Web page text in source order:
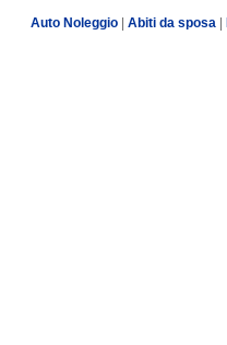
Auto Noleggio Abiti da sposa